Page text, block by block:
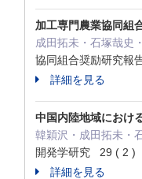
加工専門農業協同組
成田拓未・石塚哉史
協同組合奨励研究
詳細を見る
中国内陸地域におけ
韓穎沢・成田拓未・
開発学研究 29 ( 2
詳細を見る